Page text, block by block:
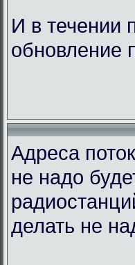
И в течении
обновление
Адреса
не надо
делать не